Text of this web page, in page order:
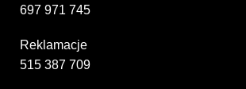
697 971 745
Reklamacje
515 387 709